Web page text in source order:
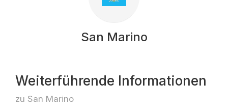
San Marino
Weiterführende Informationen
zu San Marino